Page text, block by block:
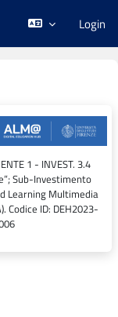
Login
1 - INVEST. 3.4
Sub-Investimento
Learning Multimedia
Codice ID: DEH2023-